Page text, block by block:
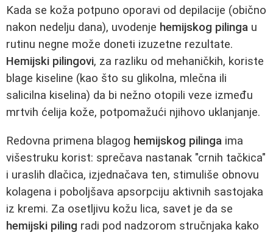
Kada se koža potpuno oporavi od depilacije (obično
nakon nedelju dana), uvodenje hemijskog pilinga u
rutinu negne može doneti izuzetne rezultate.
Hemijski pilingovi, za razliku od mehaničkih, koriste
blage kiseline (kao što su glikolna, mlečna ili
salicilna kiselina) da bi nežno otopili veze između
mrtvih ćelija kože, potpomažući njihovo uklanjanje.
Redovna primena blagog hemijskog pilinga ima
višestruku korist: sprečava nastanak "crnih tačkica"
i uraslih dlačica, izjednačava ten, stimuliše obnovu
kolagena i poboljšava apsorpciju aktivnih sastojaka
iz kremi. Za osetljivu kožu lica, savet je da se
hemijski piling radi pod nadzorom stručnjaka kako